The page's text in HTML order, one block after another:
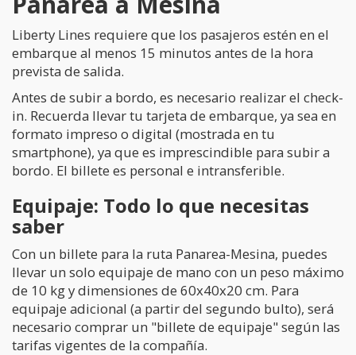
Liberty Lines requiere que los pasajeros estén en el
embarque al menos 15 minutos antes de la hora
prevista de salida.
Antes de subir a bordo, es necesario realizar el check-
in. Recuerda llevar tu tarjeta de embarque, ya sea en
formato impreso o digital (mostrada en tu
smartphone), ya que es imprescindible para subir a
bordo. El billete es personal e intransferible.
Equipaje: Todo lo que necesitas
saber
Con un billete para la ruta Panarea-Mesina, puedes
llevar un solo equipaje de mano con un peso máximo
de 10 kg y dimensiones de 60x40x20 cm. Para
equipaje adicional (a partir del segundo bulto), será
necesario comprar un "billete de equipaje" según las
tarifas vigentes de la compañía.